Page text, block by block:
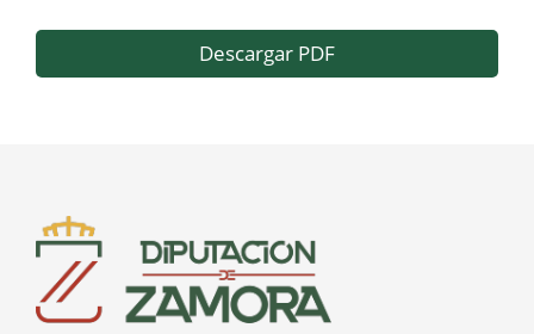
Descargar PDF